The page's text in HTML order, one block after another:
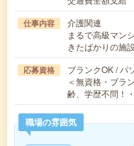
仕事内容
介護関連
まるで高級マン
きたばかりの施
応募資格
ブランクOK / パ
＜無資格・ブラ
齢、学歴不問！
職場の雰囲気